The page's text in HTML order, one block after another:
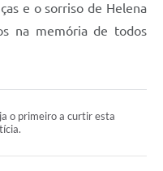
e o sorriso de Helena
na memória de todos
o primeiro a curtir esta